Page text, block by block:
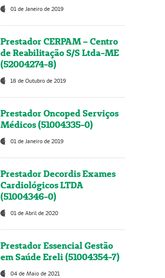
01 de Janeiro de 2019
Prestador CERPAM – Centro
de Reabilitação S/S Ltda-ME
(52004274-8)
18 de Outubro de 2019
Prestador Oncoped Serviços
Médicos (51004335-0)
01 de Janeiro de 2019
Prestador Decordis Exames
Cardiológicos LTDA
(51004346-0)
01 de Abril de 2020
Prestador Essencial Gestão
em Saúde Ereli (51004354-7)
04 de Maio de 2021